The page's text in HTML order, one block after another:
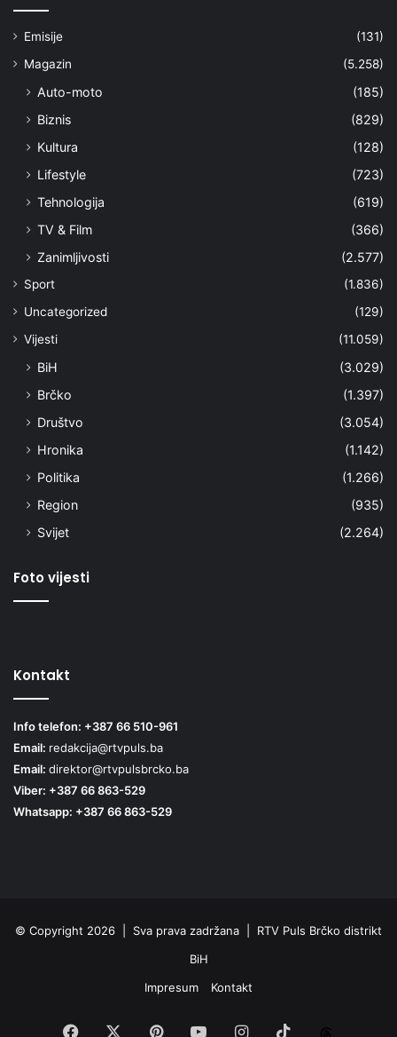
Emisije
(131)
Magazin
(5.258)
Auto-moto
(185)
Biznis
(829)
Kultura
(128)
Lifestyle
(723)
Tehnologija
(619)
TV & Film
(366)
Zanimljivosti
(2.577)
Sport
(1.836)
Uncategorized
(129)
Vijesti
(11.059)
BiH
(3.029)
Brčko
(1.397)
Društvo
(3.054)
Hronika
(1.142)
Politika
(1.266)
Region
(935)
Svijet
(2.264)
Foto vijesti
Kontakt
Info telefon: +387 66 510-961
Email: redakcija@rtvpuls.ba
Email: direktor@rtvpulsbrcko.ba
Viber: +387 66 863-529
Whatsapp: +387 66 863-529
© Copyright 2026 | Sva prava zadržana | RTV Puls Brčko distrikt
BiH
Impresum
Kontakt
Facebook PinterestYouTubeInstagram
TikTok